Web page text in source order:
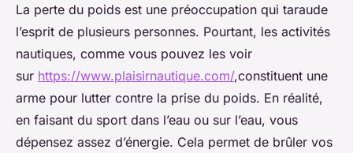
La perte du poids est une préoccupation qui taraude
l’esprit de plusieurs personnes. Pourtant, les activités
nautiques, comme vous pouvez les voir
sur https://www.plaisirnautique.com/,constituent une
arme pour lutter contre la prise du poids. En réalité,
en faisant du sport dans l’eau ou sur l’eau, vous
dépensez assez d’énergie. Cela permet de brûler vos